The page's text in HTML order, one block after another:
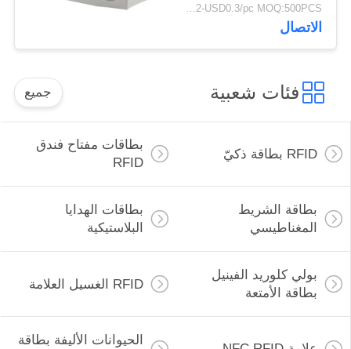
USD0.012-USD0.3/pc MOQ:500PCS
الاتصال
فئات شعبية جميع
RFID بطاقة ذكيّ
بطاقات مفتاح فندق
RFID
بطاقة الشريط
المغناطيسي
بطاقات الهدايا
البلاستيكية
بولي كلوريد الفينيل
بطاقة الأمتعة
RFID الغسيل العلامة
الحيوانات الأليفة بطاقة